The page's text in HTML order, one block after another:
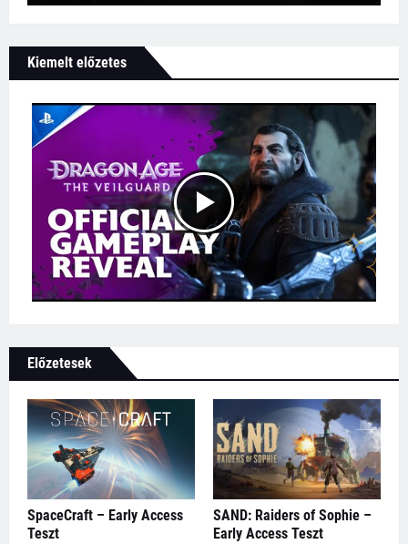
Kiemelt előzetes
Előzetesek
SpaceCraft – Early Access
Teszt
SAND: Raiders of Sophie –
Early Access Teszt